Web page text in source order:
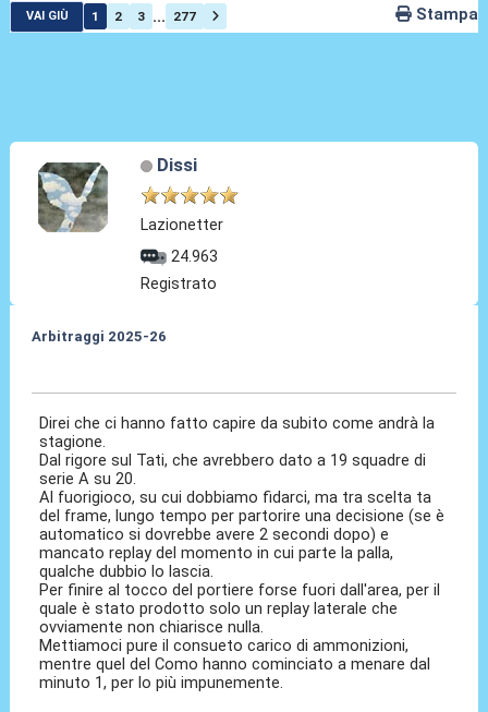
VAI GIÙ 1 2 3 ... 277 Stampa
Dissi
Lazionetter
24.963
Registrato
Arbitraggi 2025-26
Direi che ci hanno fatto capire da subito come andrà la
stagione.
Dal rigore sul Tati, che avrebbero dato a 19 squadre di
serie A su 20.
Al fuorigioco, su cui dobbiamo fidarci, ma tra scelta ta
del frame, lungo tempo per partorire una decisione (se è
automatico si dovrebbe avere 2 secondi dopo) e
mancato replay del momento in cui parte la palla,
qualche dubbio lo lascia.
Per finire al tocco del portiere forse fuori dall'area, per il
quale è stato prodotto solo un replay laterale che
ovviamente non chiarisce nulla.
Mettiamoci pure il consueto carico di ammonizioni,
mentre quel del Como hanno cominciato a menare dal
minuto 1, per lo più impunemente.